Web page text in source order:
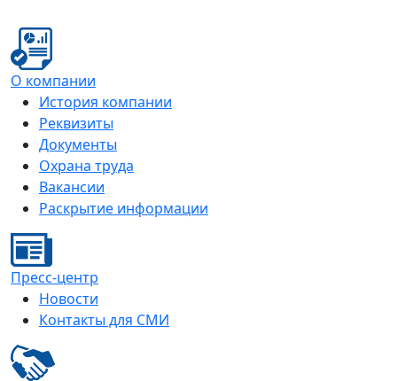
О компании
История компании
Реквизиты
Документы
Охрана труда
Вакансии
Раскрытие информации
Пресс-центр
Новости
Контакты для СМИ